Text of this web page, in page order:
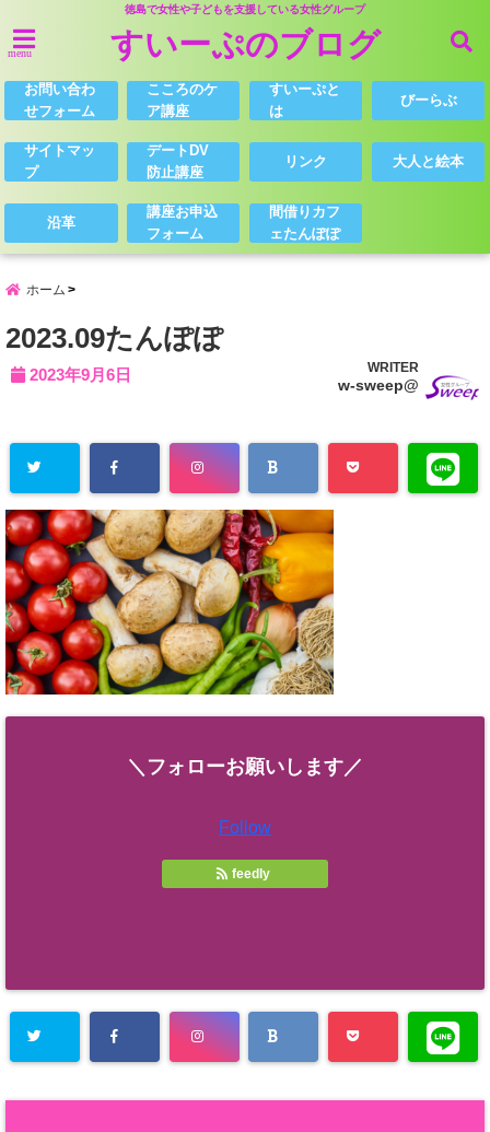
徳島で女性や子どもを支援している女性グループ
menu すいーぷのブログ
お問い合わ
せフォーム
こころのケ
ア講座
すいーぷと
は
びーらぶ
サイトマッ
プ
デートDV
防止講座
リンク 大人と絵本
沿革
講座お申込
フォーム
間借りカフ
ェたんぽぽ
ホーム
2023.09たんぽぽ
2023年9月6日 WRITER
w-sweep@
＼フォローお願いします／
Follow
feedly